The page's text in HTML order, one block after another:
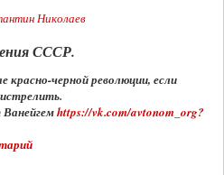
Николаев
СССР.
красно-черной революции, если
https://vk.com/avtonom_org?